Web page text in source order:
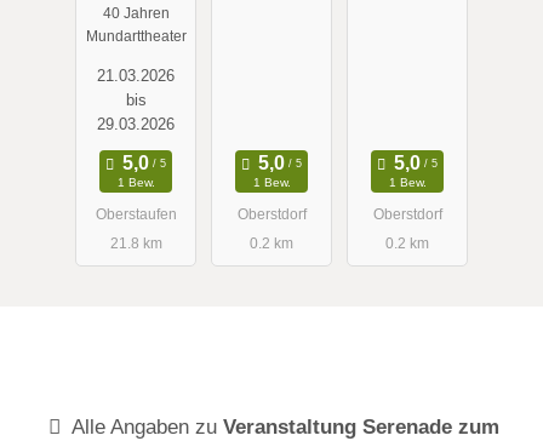
40 Jahren
Mundarttheater
21.03.2026
bis
29.03.2026
1 Bew.
Oberstaufen
21.8 km
1 Bew.
Oberstdorf
0.2 km
1 Bew.
Oberstdorf
0.2 km
Alle Angaben zu Veranstaltung Serenade zum